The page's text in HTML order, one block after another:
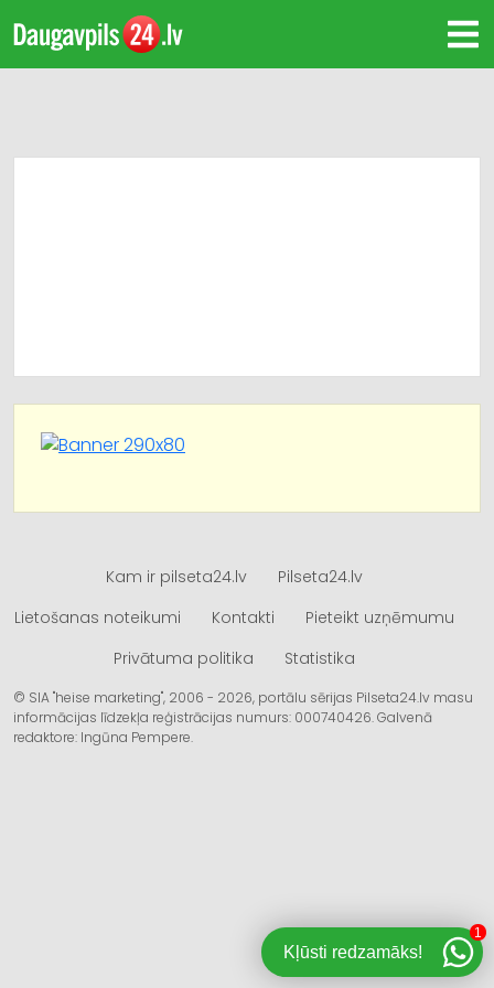
Kam ir pilseta24.lv
Pilseta24.lv
Lietošanas noteikumi
Kontakti
Pieteikt uzņēmumu
Privātuma politika
Statistika
© SIA "heise marketing", 2006 - 2026, portālu sērijas Pilseta24.lv masu
informācijas līdzekļa reģistrācijas numurs: 000740426. Galvenā
redaktore: Ingūna Pempere.
Kļūsti redzamāks!
1